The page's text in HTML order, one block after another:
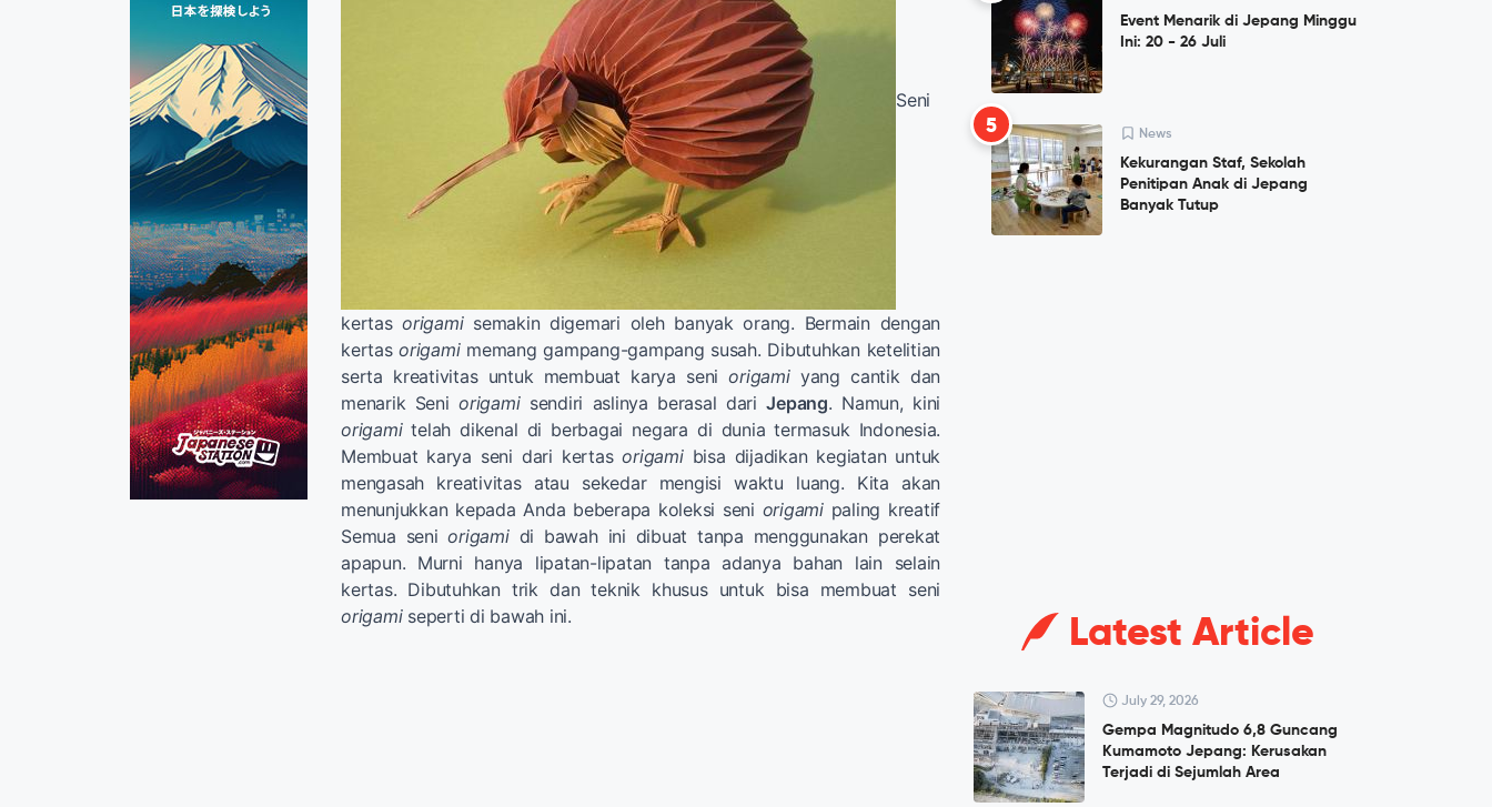
Seni
kertasorigamisemakin digemari oleh banyak orang. Bermain dengan
kertasorigamimemang gampang-gampang susah. Dibutuhkan ketelitian
serta kreativitas untuk membuat karya seniorigamiyang cantik dan
menarik Seniorigamisendiri aslinya berasal dariJepang. Namun, kini
origamitelah dikenal di berbagai negara di dunia termasuk Indonesia.
Membuat karya seni dari kertasorigamibisa dijadikan kegiatan untuk
mengasah kreativitas atau sekedar mengisi waktu luang. Kita akan
menunjukkan kepada Anda beberapa koleksi seni origamipaling kreatif
Semua seniorigamidi bawah ini dibuat tanpa menggunakan perekat
apapun. Murni hanya lipatan-lipatan tanpa adanya bahan lain selain
kertas. Dibutuhkan trik dan teknik khusus untuk bisa membuat seni
origamiseperti di bawah ini.
Event Menarik di Jepang Minggu
Ini: 20 - 26 Juli
5 News
Kekurangan Staf, Sekolah
Penitipan Anak di Jepang
Banyak Tutup
Latest Article
July 29, 2026
Gempa Magnitudo 6,8 Guncang
Kumamoto Jepang: Kerusakan
Terjadi di Sejumlah Area